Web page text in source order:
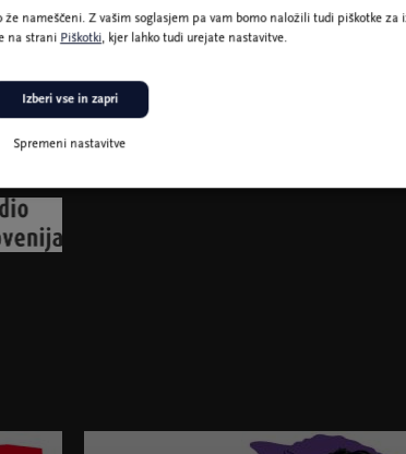
nameščeni. Z vašim soglasjem pa vam bomo naložili tudi piškotke za
na strani Piškotki, kjer lahko tudi urejate nastavitve.
Spremeni nastavitve
Izberi vse in zapri